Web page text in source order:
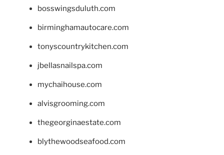
bosswingsduluth.com
birminghamautocare.com
tonyscountrykitchen.com
jbellasnailspa.com
mychaihouse.com
alvisgrooming.com
thegeorginaestate.com
blythewoodseafood.com